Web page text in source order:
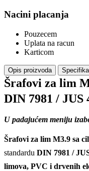
Nacini placanja
Pouzecem
Uplata na racun
Karticom
Opis proizvoda
Šrafovi za lim
DIN 7981 / JUS
U padajućem meniju
Šrafovi za lim M3.9 sa
standardu DIN 7981 /
limova, PVC i drvenih